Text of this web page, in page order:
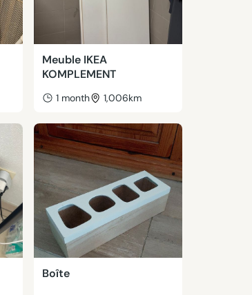
Meuble IKEA
KOMPLEMENT
1 month 1,006km
Boîte